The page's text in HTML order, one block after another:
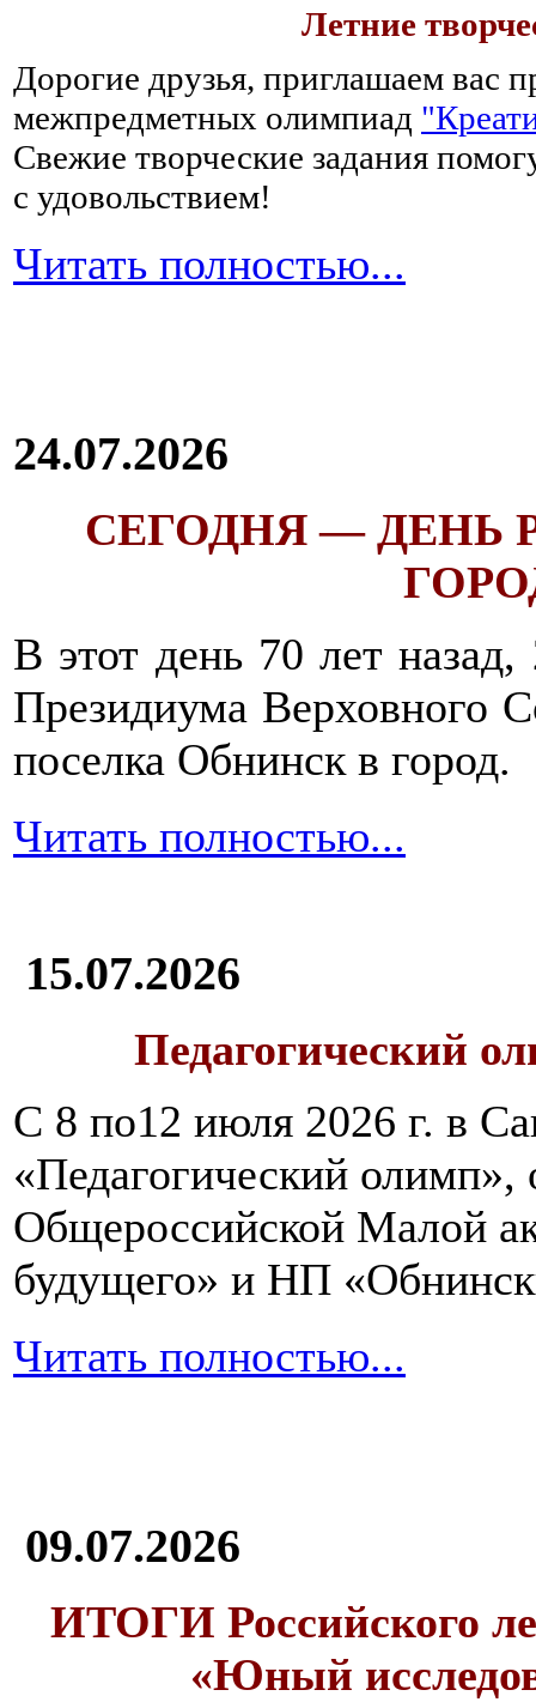
Летние
Дорогие друзья, приглашаем вас
межпредметных олимпиад
Свежие творческие задания
с удовольствием!
Читать полностью...
24.07.2026
СЕГОДНЯ — ДЕНЬ
В этот день 70 лет
Президиума Верховного
поселка Обнинск в город.
Читать полностью...
15.07.2026
Педагогический
С 8 по12 июля 2026 г. в
«Педагогический олимп»,
Общероссийской Малой
будущего» и НП
Читать полностью...
09.07.2026
ИТОГИ Российского
«Юный